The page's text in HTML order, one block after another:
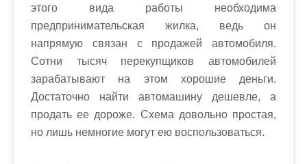
этого вида работы необходима
предпринимательская жилка, ведь он
напрямую связан с продажей автомобиля.
Сотни тысяч перекупщиков автомобилей
зарабатывают на этом хорошие деньги.
Достаточно найти автомашину дешевле, а
продать ее дороже. Схема довольно простая,
но лишь немногие могут ею воспользоваться.